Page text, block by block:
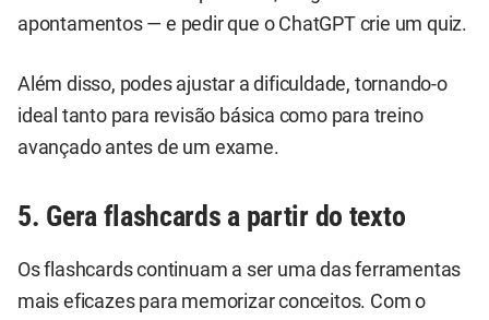
apontamentos — e pedir que o ChatGPT crie um quiz.
Além disso, podes ajustar a dificuldade, tornando-o
ideal tanto para revisão básica como para treino
avançado antes de um exame.
5. Gera flashcards a partir do texto
Os flashcards continuam a ser uma das ferramentas
mais eficazes para memorizar conceitos. Com o